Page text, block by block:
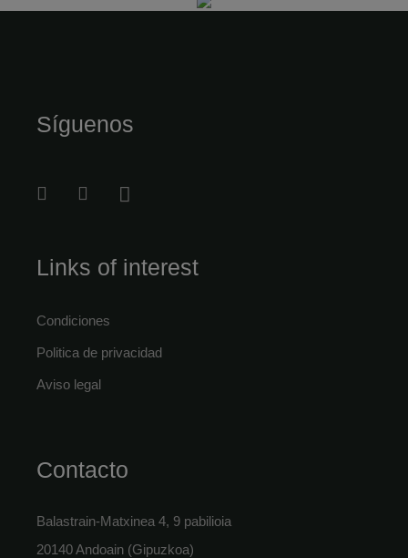
Síguenos
Links of interest
Condiciones
Politica de privacidad
Aviso legal
Contacto
Balastrain-Matxinea 4, 9 pabilioia
20140 Andoain (Gipuzkoa)